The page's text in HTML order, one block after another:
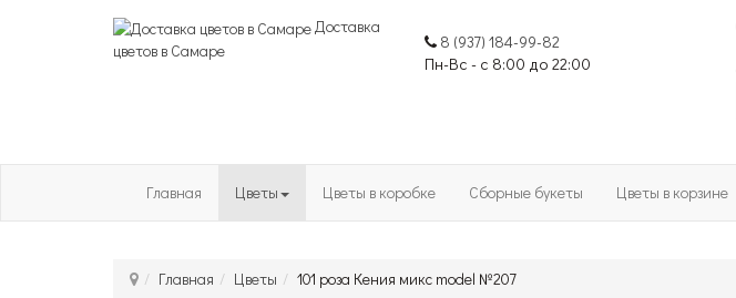
Доставка
цветов в Самаре
8 (937) 184-99-82
Пн-Вс - с 8:00 до 22:00
Главная Цветы Цветы в коробке Сборные букеты Цветы в корзине
Главная Цветы 101 роза Кения микс model №207